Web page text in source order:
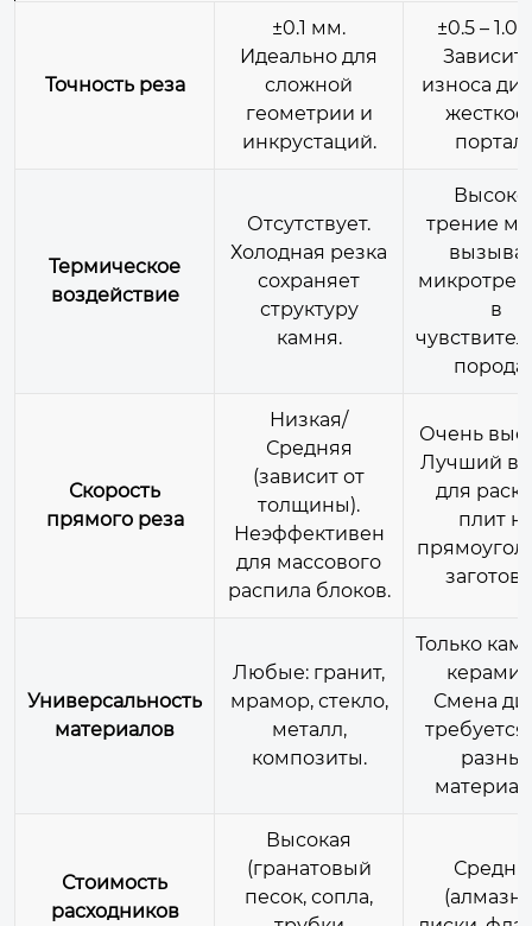
Точность реза
±0.1 мм.
Идеально для
сложной
геометрии и
инкрустаций.
±0.5 – 1.0
Зависит
износа
Термическое
воздействие
Отсутствует.
Холодная резка
сохраняет
структуру
камня.
трение
в
Скорость
прямого реза
Низкая/
Средняя
(зависит от
толщины).
Неэффективен
для массового
распила блоков.
Очень
Лучший
для
плит
Универсальность
материалов
Любые: гранит,
мрамор, стекло,
металл,
композиты.
Только
Смена
разных
Стоимость
расходников
Высокая
(гранатовый
песок, сопла,